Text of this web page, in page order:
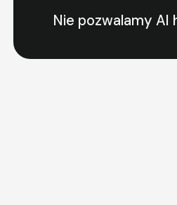
Nie pozwalamy AI